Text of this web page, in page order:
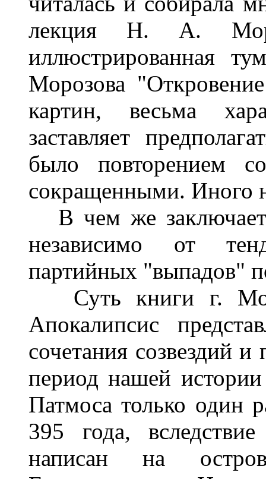
лекция Н. А.
иллюстрированная
Морозова
картин, весьма
заставляет
было повторением
сокращенными. Иного
В чем же
независимо от
партийных "выпадов"
Суть книги г.
Апокалипсис
сочетания созвездий и
период нашей
Патмоса только один
395 года,
написан на